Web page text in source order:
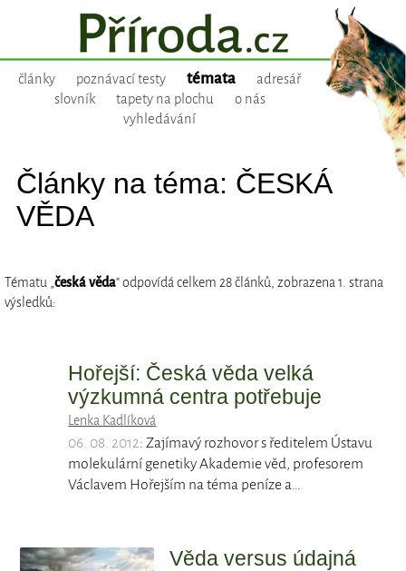
články poznávací testy témata
adresář
slovník
tapety na plochu
o nás
vyhledávání
Články na téma: ČESKÁ
VĚDA
Tématu „česká věda“ odpovídá celkem 28 článků, zobrazena 1. strana
výsledků:
Hořejší: Česká věda velká
výzkumná centra potřebuje
Lenka Kadlíková
06. 08. 2012: Zajímavý rozhovor s ředitelem Ústavu
molekulární genetiky Akademie věd, profesorem
Václavem Hořejším na téma peníze a…
Věda versus údajná